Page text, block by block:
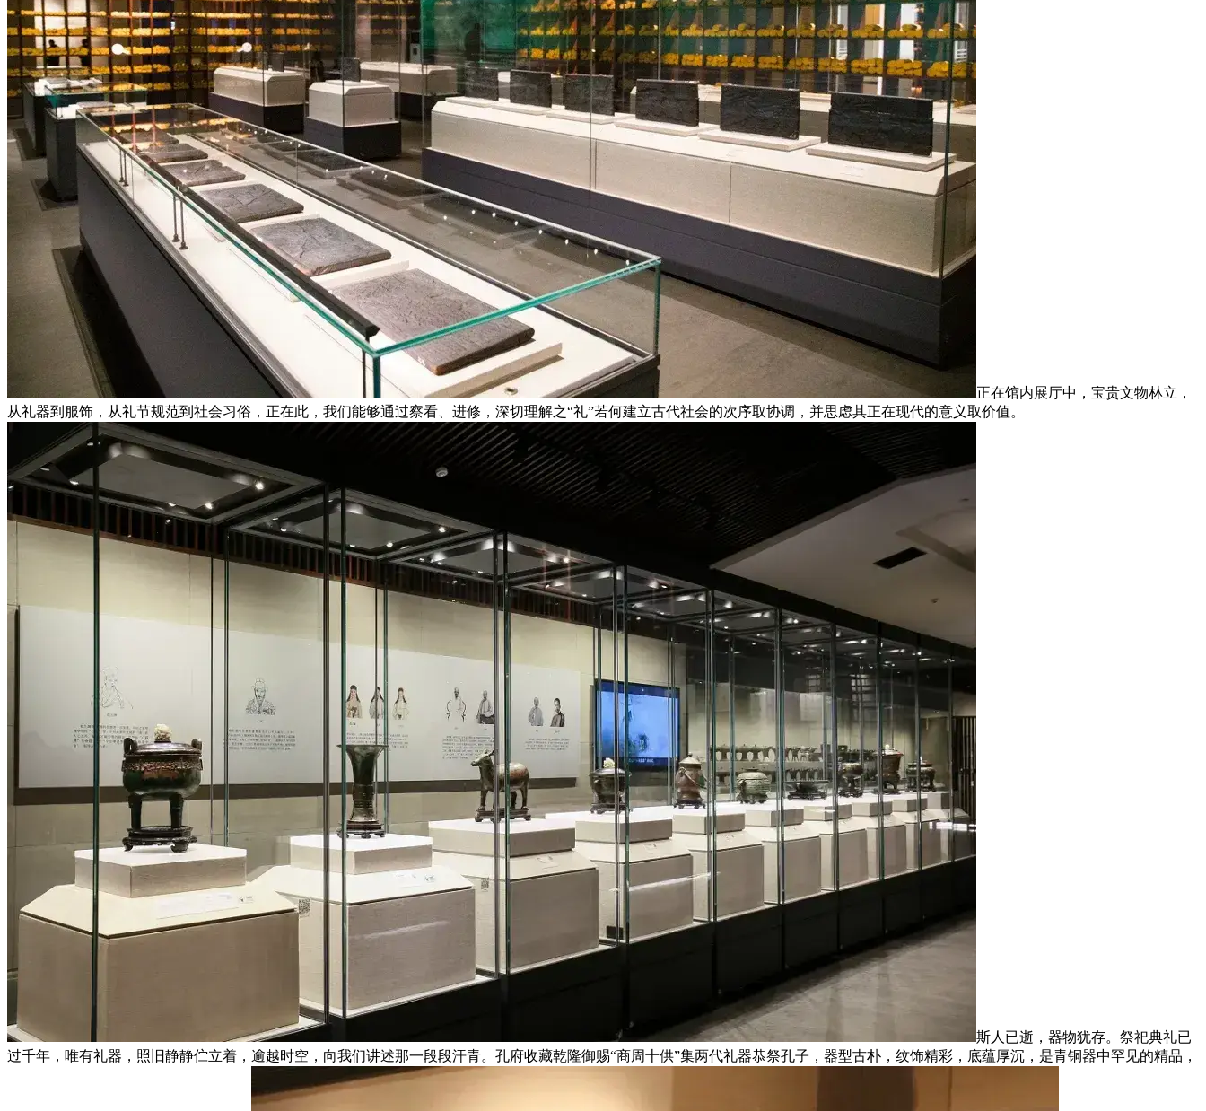
正在馆内展厅中，宝贵文物林立，
从礼器到服饰，从礼节规范到社会习俗，正在此，我们能够通过察看、进修，深切理解之“礼”若何建立古代社会的次序取协调，并思虑其正在现代的意义取价值。
斯人已逝，器物犹存。祭祀典礼已
过千年，唯有礼器，照旧静静伫立着，逾越时空，向我们讲述那一段段汗青。孔府收藏乾隆御赐“商周十供”集两代礼器恭祭孔子，器型古朴，纹饰精彩，底蕴厚沉，是青铜器中罕见的精品，